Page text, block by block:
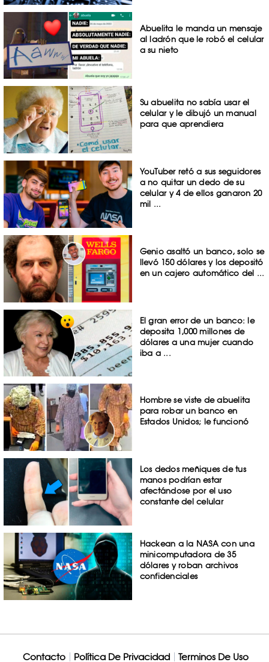
Abuelita le manda un mensaje
al ladrón que le robó el celular
a su nieto
Su abuelita no sabía usar el
celular y le dibujó un manual
para que aprendiera
YouTuber retó a sus seguidores
a no quitar un dedo de su
celular y 4 de ellos ganaron 20
mil ...
Genio asaltó un banco, solo se
llevó 150 dólares y los depositó
en un cajero automático del ...
El gran error de un banco: le
deposita 1,000 millones de
dólares a una mujer cuando
iba a ...
Hombre se viste de abuelita
para robar un banco en
Estados Unidos; le funcionó
Los dedos meñiques de tus
manos podrían estar
afectándose por el uso
constante del celular
Hackean a la NASA con una
minicomputadora de 35
dólares y roban archivos
confidenciales
Contacto Política De Privacidad Terminos De Uso